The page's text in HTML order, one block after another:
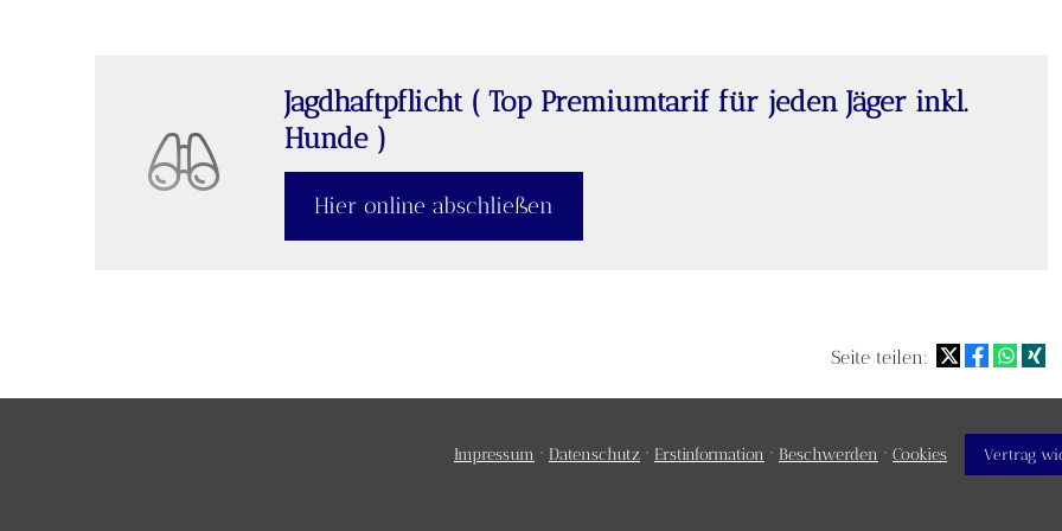
Jagdhaftpflicht ( Top Premiumtarif für jeden Jäger inkl.
Hunde )
Hier online abschließen
Seite teilen:
Impressum · Datenschutz · Erstinformation · Beschwerden · Cookies Vertrag